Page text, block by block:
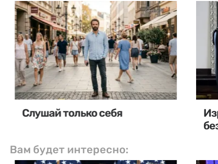
Слушай только себя
Вам будет интересно: